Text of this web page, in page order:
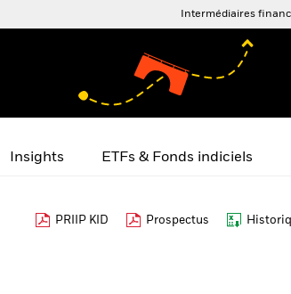
Intermédiaires
Insights ETFs & Fonds indiciels
PRIIP KID Prospectus